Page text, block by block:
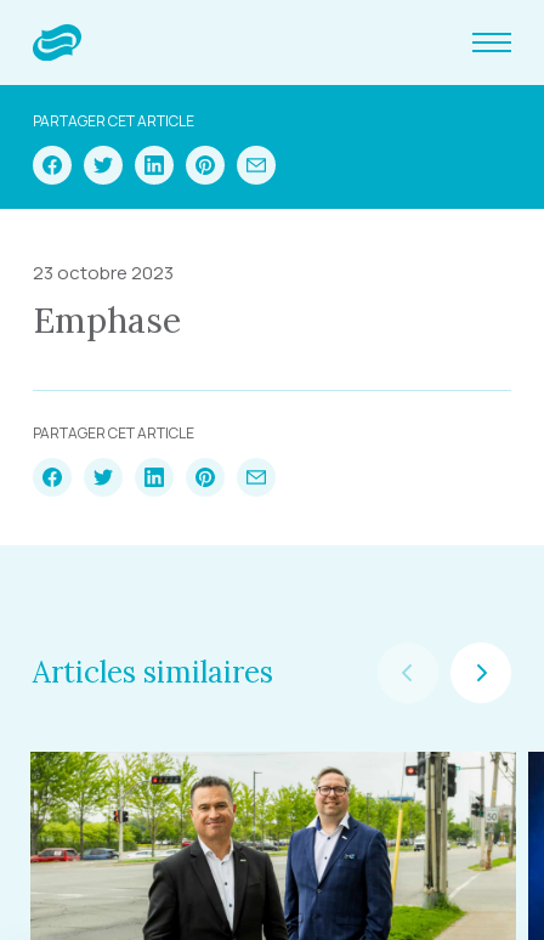
PARTAGER CET ARTICLE
23 octobre 2023
Emphase
PARTAGER CET ARTICLE
Articles similaires